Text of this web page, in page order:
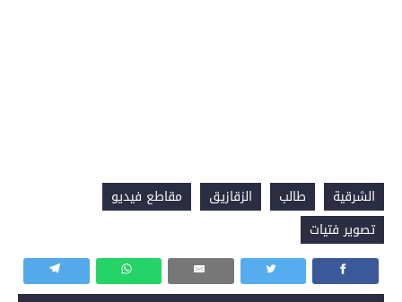
الشرقية طالب الزقازيق
مقاطع فيديو
تصوير فتيات